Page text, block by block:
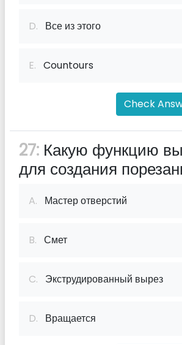
D. Все из этого
E. Countours
Check
27: Какую функцию
для создания
A. Мастер отверстий
B. Смет
C. Экструдированный вырез
D. Вращается